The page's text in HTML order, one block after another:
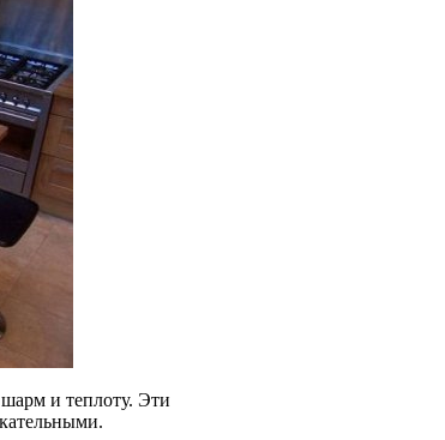
и теплоту. Эти